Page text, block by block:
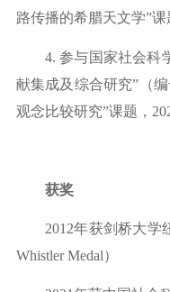
路传播的希腊天文学”课
4.参与国家社会科
献集成及综合研究”（
观念比较研究”课题，2
获奖
2012年获剑桥大学
Whistler Medal）